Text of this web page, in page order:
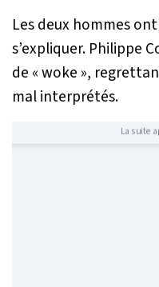
Les deux hommes
s’expliquer. Philippe
de «woke »,
mal interprétés.
La suite